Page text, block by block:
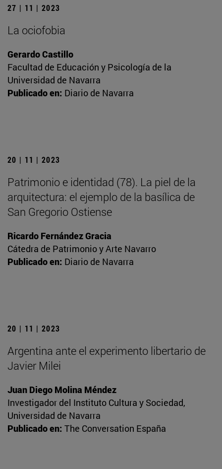
27 | 11 | 2023
La ociofobia
Gerardo Castillo
Facultad de Educación y Psicología de la
Universidad de Navarra
Publicado en: Diario de Navarra
20 | 11 | 2023
Patrimonio e identidad (78). La piel de la
arquitectura: el ejemplo de la basílica de
San Gregorio Ostiense
Ricardo Fernández Gracia
Cátedra de Patrimonio y Arte Navarro
Publicado en: Diario de Navarra
20 | 11 | 2023
Argentina ante el experimento libertario de
Javier Milei
Juan Diego Molina Méndez
Investigador del Instituto Cultura y Sociedad,
Universidad de Navarra
Publicado en: The Conversation España